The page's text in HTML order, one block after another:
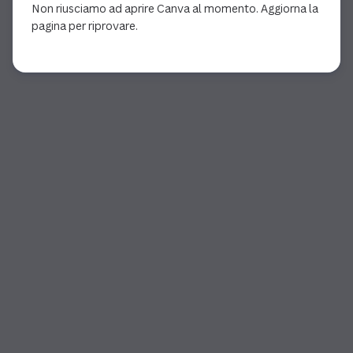
Non riusciamo ad aprire Canva al momento. Aggiorna la
pagina per riprovare.